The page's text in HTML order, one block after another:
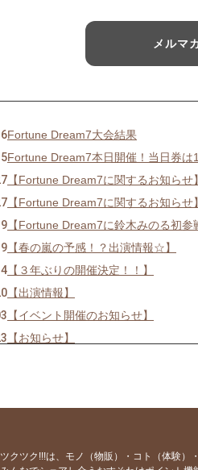
メルマ
Fortune Dream7大会結果
Fortune Dream7本日開催！当日券は
【Fortune Dream7に関するお知らせ】
【Fortune Dream7に関するお知らせ】
【Fortune Dream7に鈴木みのる初参
【春の嵐の予感！？出演情報☆】
【３年ぶりの開催決定！！】
【出演情報】
【イベント開催のお知らせ】
【お知らせ】
【新商品販売のお知らせ】
【出演情報】
ツクツク!!!は、モノ（物販）・コト（体験）